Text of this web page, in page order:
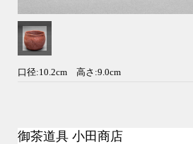
口径:10.2cm 高さ:9.0cm
御茶道具 小田商店